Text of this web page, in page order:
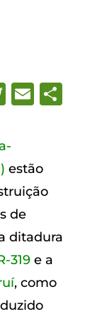
Twitter
estão
de
ditadura
319e a
, como